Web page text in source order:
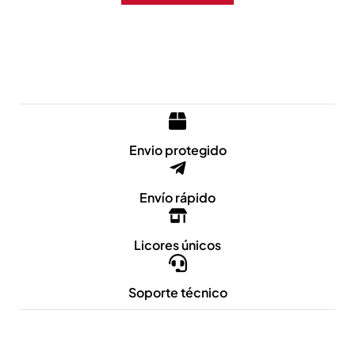
Envio protegido
Envío rápido
Licores únicos
Soporte técnico